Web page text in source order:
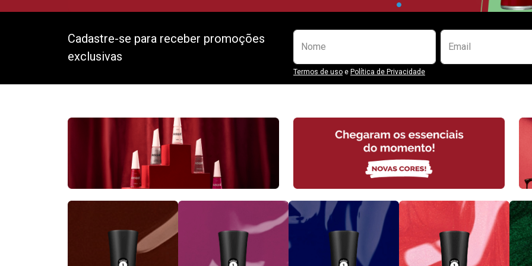
Cadastre-se para receber promoções
exclusivas
Preencha o formulário abaixo para
Nome Email
Termos de uso e Política de Privacidade